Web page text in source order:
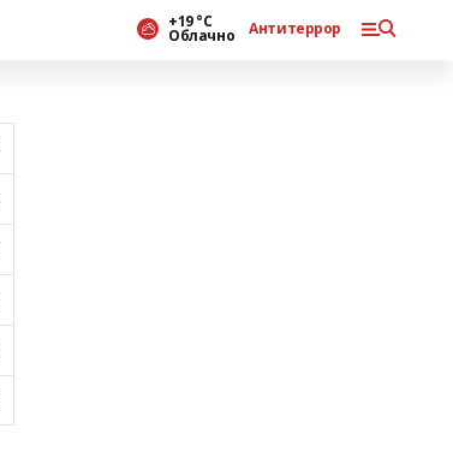
+19 °С
Облачно Антитеррор